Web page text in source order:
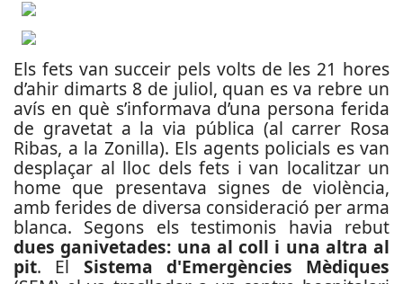
Els fets van succeir pels volts de les 21 hores
d’ahir dimarts 8 de juliol, quan es va rebre un
avís en què s’informava d’una persona ferida
de gravetat a la via pública (al carrer Rosa
Ribas, a la Zonilla). Els agents policials es van
desplaçar al lloc dels fets i van localitzar un
home que presentava signes de violència,
amb ferides de diversa consideració per arma
blanca. Segons els testimonis havia rebut
dues ganivetades: una al coll i una altra al
pit. El Sistema d'Emergències Mèdiques